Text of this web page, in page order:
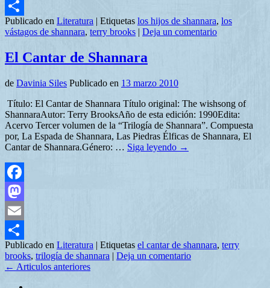
Email
Compartir
Publicado en Literatura | Etiquetas los hijos de shannara, los
vástagos de shannara, terry brooks | Deja un comentario
El Cantar de Shannara
de Davinia Siles Publicado en 13 marzo 2010
Título: El Cantar de Shannara Título original: The wishsong of
ShannaraAutor: Terry BrooksAño de esta edición: 1990Edita:
Acervo Tercer volumen de la “Trilogía de Shannara”. Compuesta
por, La Espada de Shannara, Las Piedras Élficas de Shannara, El
Cantar de Shannara.Género: … Siga leyendo →
Facebook
Mastodon
Email
Compartir
Publicado en Literatura | Etiquetas el cantar de shannara, terry
brooks, trilogía de shannara | Deja un comentario
← Articulos anteriores